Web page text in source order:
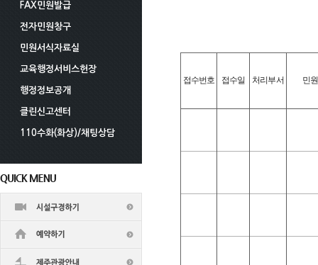
FAX민원발급
전자민원창구
민원서식자료실
교육행정서비스헌장
행정정보공개
클린신고센터
110수화(화상)/채팅상담
접수번호 접수일 처리부서 민